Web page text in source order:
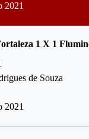
2021
1 X 1
de Souza
2021